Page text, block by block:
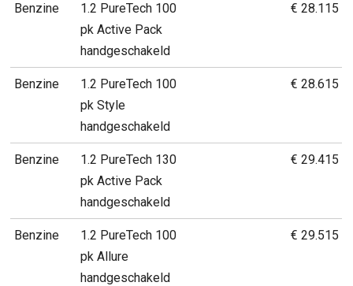
Benzine
1.2 PureTech 100
pk Active Pack
handgeschakeld
€ 28.115
Benzine
1.2 PureTech 100
pk Style
handgeschakeld
€ 28.615
Benzine
1.2 PureTech 130
pk Active Pack
handgeschakeld
€ 29.415
Benzine
1.2 PureTech 100
pk Allure
handgeschakeld
€ 29.515